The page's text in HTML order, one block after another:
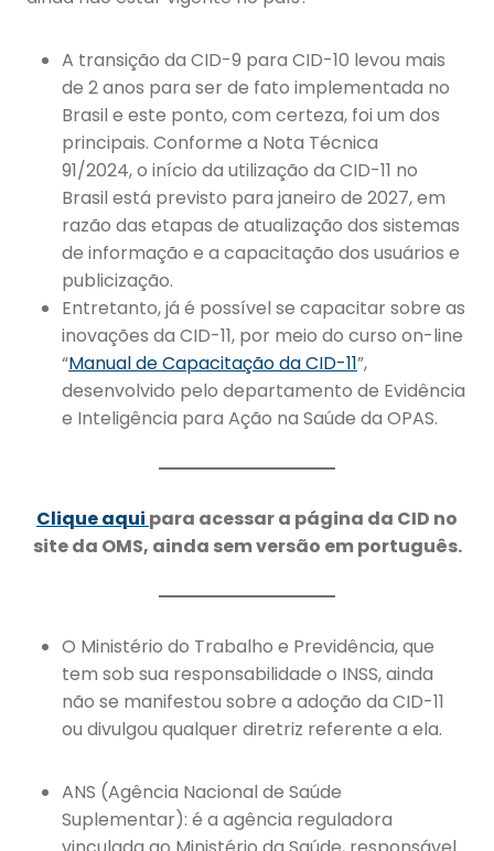
A transição da CID-9 para CID-10 levou mais
de 2 anos para ser de fato implementada no
Brasil e este ponto, com certeza, foi um dos
principais. Conforme a Nota Técnica
91/2024, o início da utilização da CID-11 no
Brasil está previsto para janeiro de 2027, em
razão das etapas de atualização dos sistemas
de informação e a capacitação dos usuários e
publicização.
Entretanto, já é possível se capacitar sobre as
inovações da CID-11, por meio do curso on-line
“Manual de Capacitação da CID-11”,
desenvolvido pelo departamento de Evidência
e Inteligência para Ação na Saúde da OPAS.
Clique aqui para acessar a página da CID no
site da OMS, ainda sem versão em português.
O Ministério do Trabalho e Previdência, que
tem sob sua responsabilidade o INSS,ainda
não se manifestou sobre a adoção da CID-11
ou divulgou qualquer diretriz referente a ela.
ANS (Agência Nacional de Saúde
Suplementar): é a agência reguladora